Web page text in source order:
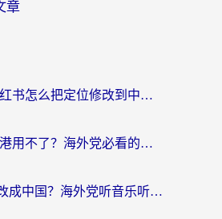
章
在意大利用小红书怎么把定位修改到中国国内？3个实用技巧+1个靠谱工具帮你搞定
咪咕体育在香港用不了？海外党必看的回国加速器选择指南（附3个真实场景解决方案）
网易云ip怎么改成中国？海外党听音乐听书的无痛解决方案